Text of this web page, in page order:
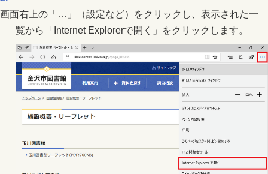
画面右上の「…」（設定など）をクリックし、表示された一
覧から「Internet Explorerで開く」をクリックします。